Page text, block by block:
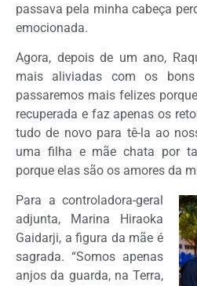
passava pela minha cabeça
emocionada.
Agora, depois de um ano,
mais aliviadas com os bons
passaremos mais felizes
recuperada e faz apenas os
tudo de novo para tê-la ao
uma filha e mãe chata por
porque elas são os amores da
Para a controladora-geral
adjunta, Marina Hiraoka
Gaidarji, a figura da mãe é
sagrada. “Somos apenas
anjos da guarda, na Terra,